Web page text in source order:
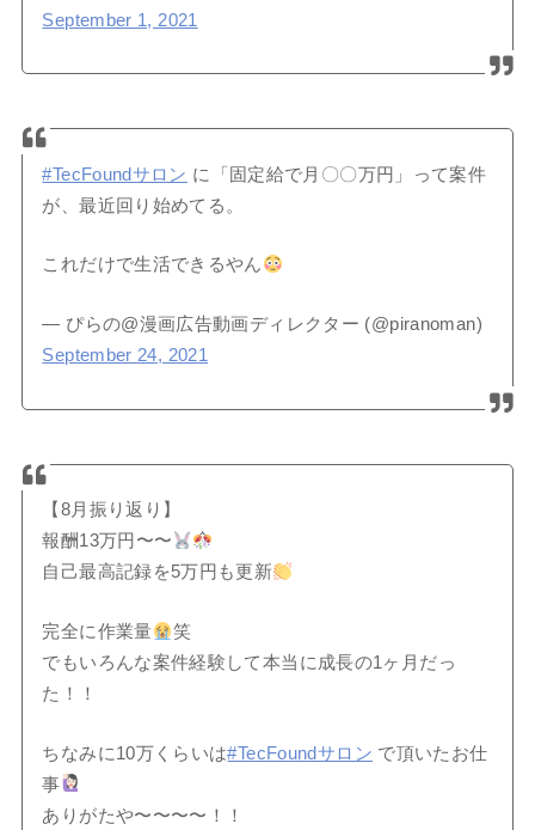
September 1, 2021
#TecFoundサロン に「固定給で月〇〇万円」って案件
が、最近回り始めてる。
これだけで生活できるやん
— ぴらの@漫画広告動画ディレクター (@piranoman)
September 24, 2021
【8月振り返り】
報酬13万円〜〜
自己最高記録を5万円も更新
完全に作業量
笑
でもいろんな案件経験して本当に成長の1ヶ月だっ
た！！
ちなみに10万くらいは#TecFoundサロン で頂いたお仕
事
ありがたや〜〜〜〜！！